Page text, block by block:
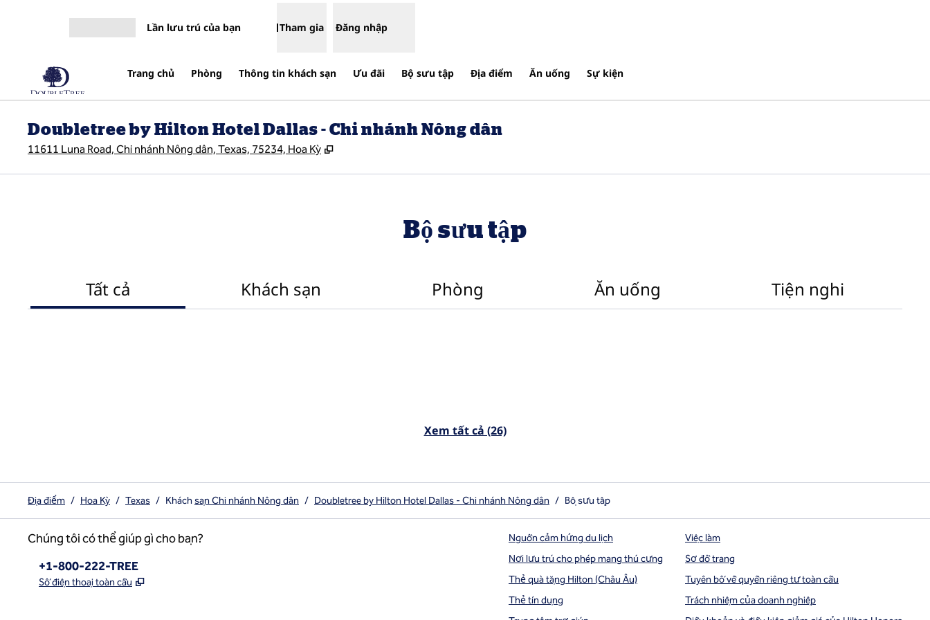
Lần lưu trú của bạn Tham gia Đăng nhập
Trang chủ Phòng Thông tin khách sạn Ưu đãi Bộ sưu tập Địa điểm Ăn uống Sự kiện
Doubletree by Hilton Hotel Dallas - Chi nhánh Nông dân
11611 Luna Road, Chi nhánh Nông dân, Texas, 75234, Hoa Kỳ ,
Bộ sưu tập
Tất cả Khách sạn Phòng Ăn uống Tiện nghi
Xem tất cả (26)
Địa điểm / Hoa Kỳ / Texas / Kháchsạn Chi nhánh Nông dân / Doubletree by Hilton Hotel Dallas - Chi nhánh Nông dân / Bộ sưu tập
Chúng tôi có thể giúp gì cho bạn?
Điện thoại:
+1-800-222-TREE
Số điện thoại toàn cầu ,
Nguồn cảm hứng du lịch
Nơi lưu trú cho phép mang thú cưng
Thẻ quà tặng Hilton (Châu Âu)
Thẻ tín dụng
Việc làm
Sơ đồ trang
Tuyên bố về quyền riêng tư toàn cầu
Trách nhiệm của doanh nghiệp